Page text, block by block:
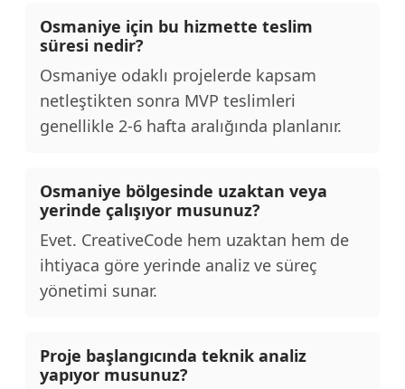
Osmaniye için bu hizmette teslim
süresi nedir?
Osmaniye odaklı projelerde kapsam
netleştikten sonra MVP teslimleri
genellikle 2-6 hafta aralığında planlanır.
Osmaniye bölgesinde uzaktan veya
yerinde çalışıyor musunuz?
Evet. CreativeCode hem uzaktan hem de
ihtiyaca göre yerinde analiz ve süreç
yönetimi sunar.
Proje başlangıcında teknik analiz
yapıyor musunuz?